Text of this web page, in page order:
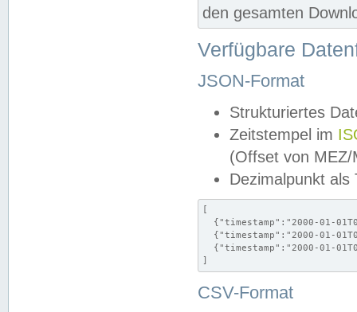
den gesamten
Verfügbare
JSON-Format
Strukturiertes
Zeitstempel im
(Offset von MEZ/
Dezimalpunkt als
[
{"timestamp":"2000-01-
{"timestamp":"2000-01-
{"timestamp":"2000-01-
]
CSV-Format